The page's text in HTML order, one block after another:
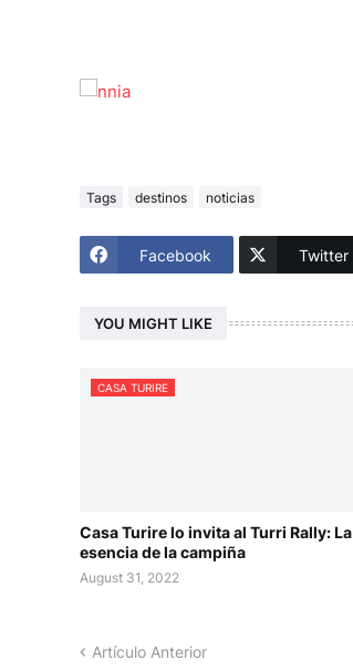
Tags destinos noticias
Facebook Twitter
YOU MIGHT LIKE
CASA TURIRE
Casa Turire lo invita al Turri Rally: La
esencia de la campiña
August 31, 2022
Artículo Anterior